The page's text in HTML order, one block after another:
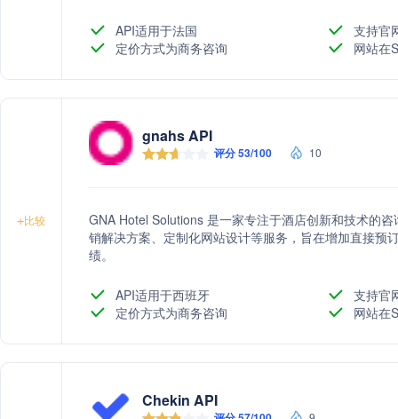
API适用于法国
支持官
定价方式为商务咨询
网站在
+比较
gnahs API
评分 53/100 10
GNA Hotel Solutions 是一家专注于酒店创新和技术的
销解决方案、定制化网站设计等服务，旨在增加直接预
绩。
API适用于西班牙
支持官
定价方式为商务咨询
网站在
Chekin API